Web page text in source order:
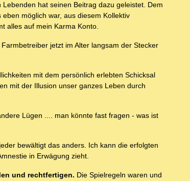
hat seinen Beitrag dazu geleistet. Dem
möglich war, aus diesem Kollektiv
alles auf mein Karma Konto.
jetzt im Alter langsam der Stecker
mit dem persönlich erlebten Schicksal
mit der Illusion unser ganzes Leben durch
Lügen .... man könnte fast fragen - was ist
bewältigt das anders. Ich kann die erfolgten
in Erwägung zieht.
und rechtfertigen. Die Spielregeln waren und